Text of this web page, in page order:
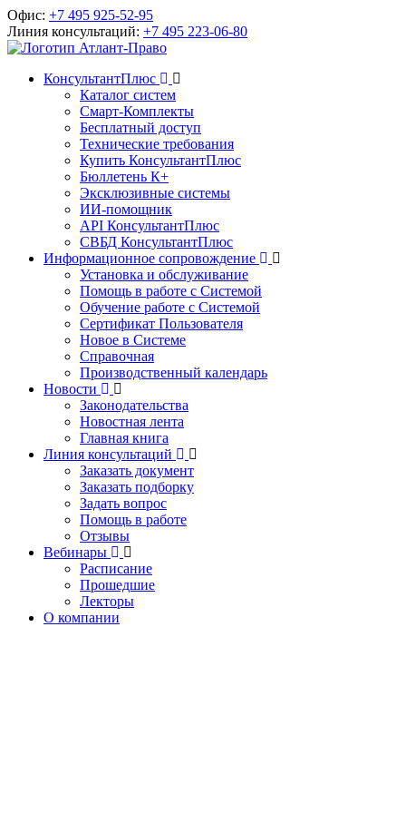
Офис: +7 495 925-52-95
Линия консультаций: +7 495 223-06-80
КонсультантПлюс
Каталог систем
Смарт-Комплекты
Бесплатный доступ
Технические требования
Купить КонсультантПлюс
Бюллетень К+
Эксклюзивные системы
ИИ-помощник
API КонсультантПлюс
СВБД КонсультантПлюс
Информационное сопровождение
Установка и обслуживание
Помощь в работе с Системой
Обучение работе с Системой
Сертификат Пользователя
Новое в Системе
Справочная
Производственный календарь
Новости
Законодательства
Новостная лента
Главная книга
Линия консультаций
Заказать документ
Заказать подборку
Задать вопрос
Помощь в работе
Отзывы
Вебинары
Расписание
Прошедшие
Лекторы
О компании